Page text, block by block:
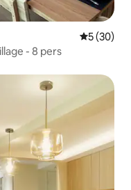
Note
5 (30)
- 8 pers
aimés